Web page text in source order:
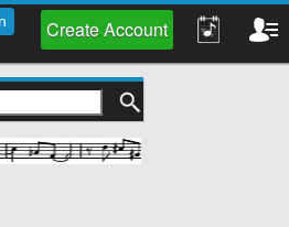
Create Account